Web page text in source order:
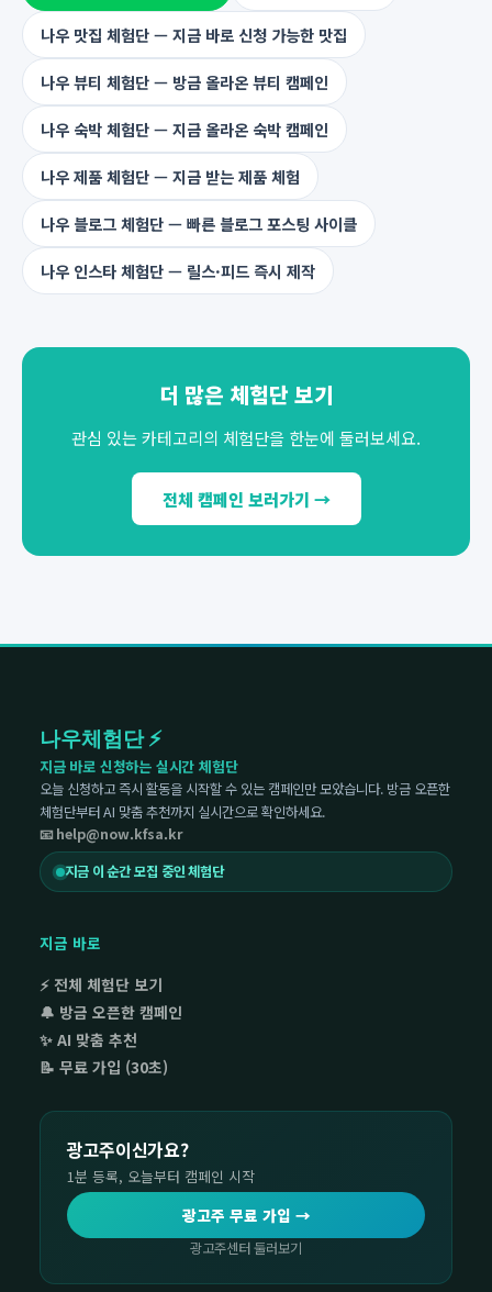
나우 맛집 체험단 — 지금 바로 신청 가능한 맛집
나우 뷰티 체험단 — 방금 올라온 뷰티 캠페인
나우 숙박 체험단 — 지금 올라온 숙박 캠페인
나우 제품 체험단 — 지금 받는 제품 체험
나우 블로그 체험단 — 빠른 블로그 포스팅 사이클
나우 인스타 체험단 — 릴스·피드 즉시 제작
더 많은 체험단 보기
관심 있는 카테고리의 체험단을 한눈에 둘러보세요.
전체 캠페인 보러가기 →
나우체험단 ⚡
지금 바로 신청하는 실시간 체험단
오늘 신청하고 즉시 활동을 시작할 수 있는 캠페인만 모았습니다. 방금 오픈한
체험단부터 AI 맞춤 추천까지 실시간으로 확인하세요.
📧 help@now.kfsa.kr
지금 이 순간 모집 중인 체험단
지금 바로
⚡ 전체 체험단 보기
🔔 방금 오픈한 캠페인
✨ AI 맞춤 추천
📝 무료 가입 (30초)
광고주이신가요?
1분 등록, 오늘부터 캠페인 시작
광고주 무료 가입 →
광고주센터 둘러보기